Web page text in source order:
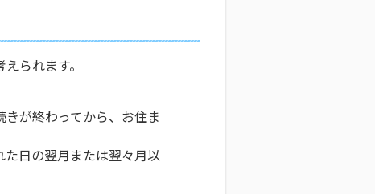
られます。
が終わってから、お住ま
日の翌月または翌々月以